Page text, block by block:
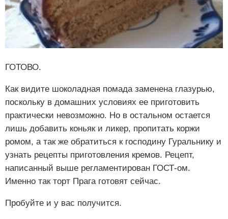
ГОТОВО.
Как видите шоколадная помада заменена глазурью,
поскольку в домашних условиях ее приготовить
практически невозможно. Но в остальном остается
лишь добавить коньяк и ликер, пропитать коржи
ромом, а так же обратиться к господину Гуральнику и
узнать рецепты приготовления кремов. Рецепт,
написанный выше регламентирован ГОСТ-ом.
Именно так торт Прага готовят сейчас.
Пробуйте и у вас получится.